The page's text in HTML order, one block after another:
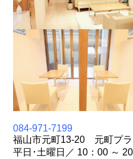
084-971-7199
福山市元町13-20 元町プ
平日･土曜日／ 10：00 ～